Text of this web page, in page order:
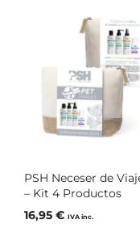
PSH Neceser de
– Kit 4 Productos
16,95 € IVA inc.